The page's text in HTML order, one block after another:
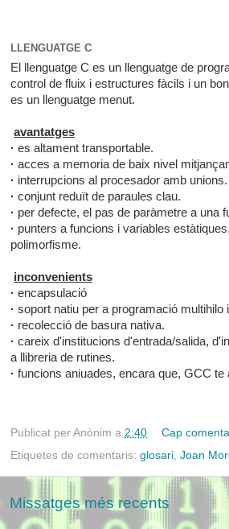
LLENGUATGE C
El llenguatge C es un llenguatge de
control de fluix i estructures fàcils i un
es un llenguatge menut.
avantatges
· es altament transportable.
· acces a memoria de baix nivel
· interrupcions al procesador amb unions.
· conjunt reduït de paraules clau.
· per defecte, el pas de paràmetre a una
· punters a funcions i variables
polimorfisme.
inconvenients
· encapsulació
· soport natiu per a programació multihilo
· recolecció de basura nativa.
· careix d'institucions d'entrada/salida,
a llibreria de rutines.
· funcions aniuades, encara que, GCC
Publicat per Anònim a 2:40
Cap
Etiquetes de comentaris: glosari Joan
Missatges més recents